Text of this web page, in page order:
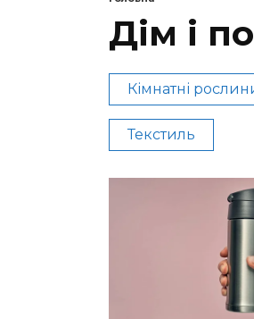
Дім і
Кімнатні
Текстиль